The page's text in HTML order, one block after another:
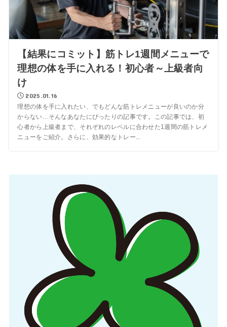
【結果にコミット】筋トレ1週間メニューで
理想の体を手に入れる！初心者～上級者向
け
2025.01.16
理想の体を手に入れたい、でもどんな筋トレメニューが良いのか分
からない…そんなあなたにぴったりの記事です。この記事では、初
心者から上級者まで、それぞれのレベルに合わせた1週間の筋トレメ
ニューをご紹介。さらに、効果的なトレー...